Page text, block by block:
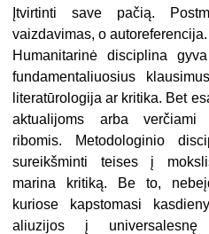
Įtvirtinti save pačią.
vaizdavimas, o
Humanitarinė disciplina
fundamentaliuosius
literatūrologija ar kritika. Bet
aktualijoms arba verčiami
ribomis. Metodologinio
sureikšminti teises į
marina kritiką. Be to,
kuriose kapstomasi
aliuzijos į universalesnę